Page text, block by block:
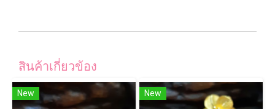
สินค้าเกี่ยวข้อง
New New